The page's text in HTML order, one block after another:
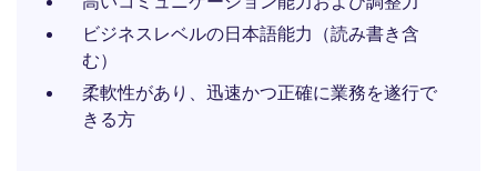
ビジネスレベルの日本語能力（読み書き含
む）
柔軟性があり、迅速かつ正確に業務を遂行で
きる方